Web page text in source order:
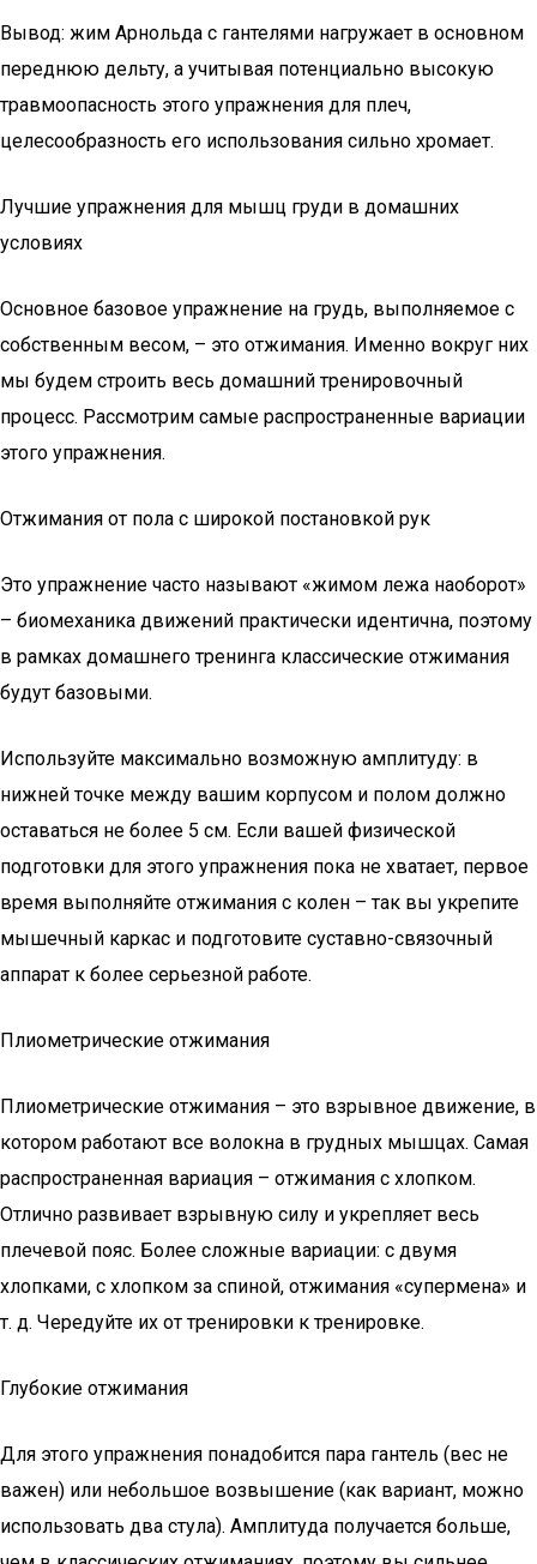
Вывод: жим Арнольда с гантелями нагружает в основном
переднюю дельту, а учитывая потенциально высокую
травмоопасность этого упражнения для плеч,
целесообразность его использования сильно хромает.
Лучшие упражнения для мышц груди в домашних
условиях
Основное базовое упражнение на грудь, выполняемое с
собственным весом, – это отжимания. Именно вокруг них
мы будем строить весь домашний тренировочный
процесс. Рассмотрим самые распространенные вариации
этого упражнения.
Отжимания от пола с широкой постановкой рук
Это упражнение часто называют «жимом лежа наоборот»
– биомеханика движений практически идентична, поэтому
в рамках домашнего тренинга классические отжимания
будут базовыми.
Используйте максимально возможную амплитуду: в
нижней точке между вашим корпусом и полом должно
оставаться не более 5 см. Если вашей физической
подготовки для этого упражнения пока не хватает, первое
время выполняйте отжимания с колен – так вы укрепите
мышечный каркас и подготовите суставно-связочный
аппарат к более серьезной работе.
Плиометрические отжимания
Плиометрические отжимания – это взрывное движение, в
котором работают все волокна в грудных мышцах. Самая
распространенная вариация – отжимания с хлопком.
Отлично развивает взрывную силу и укрепляет весь
плечевой пояс. Более сложные вариации: с двумя
хлопками, с хлопком за спиной, отжимания «супермена» и
т. д. Чередуйте их от тренировки к тренировке.
Глубокие отжимания
Для этого упражнения понадобится пара гантель (вес не
важен) или небольшое возвышение (как вариант, можно
использовать два стула). Амплитуда получается больше,